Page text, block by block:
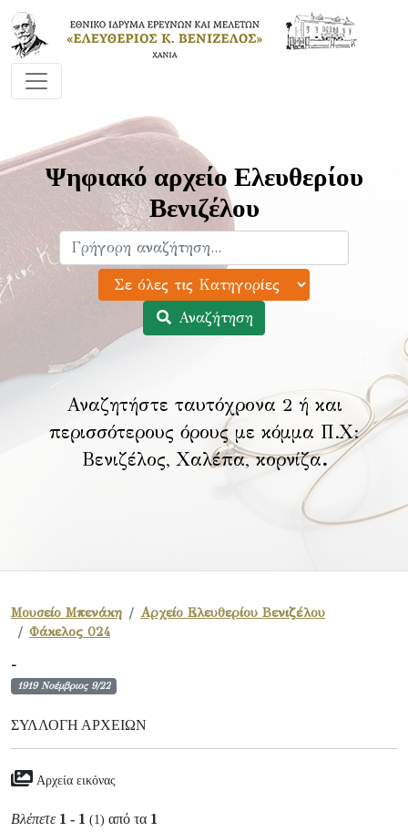
Ψηφιακό αρχείο Ελευθερίου
Βενιζέλου
Αναζήτηση
Αναζητήστε ταυτόχρονα 2 ή και
περισσότερους όρους με κόμμα Π.Χ:
Βενιζέλος, Χαλέπα, κορνίζα.
Μουσείο Μπενάκη
Αρχείο Ελευθερίου Βενιζέλου
Φάκελος 024
-
1919 Νοέμβριος 9/22
ΣΥΛΛΟΓΉ ΑΡΧΕΊΩΝ
Αρχεία εικόνας
Βλέπετε 1 - 1 (1) από τα 1